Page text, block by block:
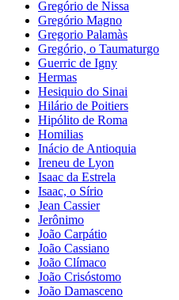
Gregório de Nissa
Gregório Magno
Gregorio Palamàs
Gregório, o Taumaturgo
Guerric de Igny
Hermas
Hesiquio do Sinai
Hilário de Poitiers
Hipólito de Roma
Homilias
Inácio de Antioquia
Ireneu de Lyon
Isaac da Estrela
Isaac, o Sírio
Jean Cassier
Jerônimo
João Carpátio
João Cassiano
João Clímaco
João Crisóstomo
João Damasceno